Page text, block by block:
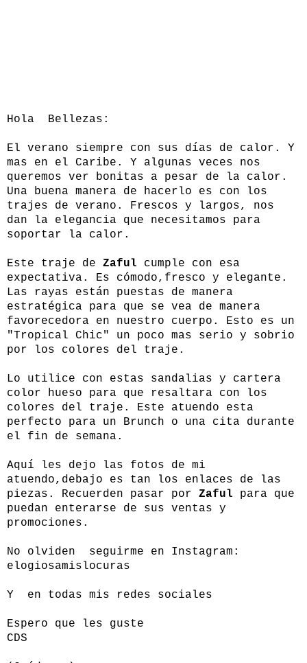
Hola Bellezas:
El verano siempre con sus días de calor. Y
mas en el Caribe. Y algunas veces nos
queremos ver bonitas a pesar de la calor.
Una buena manera de hacerlo es con los
trajes de verano. Frescos y largos, nos
dan la elegancia que necesitamos para
soportar la calor.
Este traje de Zaful cumple con esa
expectativa. Es cómodo,fresco y elegante.
Las rayas están puestas de manera
estratégica para que se vea de manera
favorecedora en nuestro cuerpo. Esto es un
"Tropical Chic" un poco mas serio y sobrio
por los colores del traje.
Lo utilice con estas sandalias y cartera
color hueso para que resaltara con los
colores del traje. Este atuendo esta
perfecto para un Brunch o una cita durante
el fin de semana.
Aquí les dejo las fotos de mi
atuendo,debajo es tan los enlaces de las
piezas. Recuerden pasar por Zaful para que
puedan enterarse de sus ventas y
promociones.
No olviden seguirme en Instagram:
elogiosamislocuras
Y en todas mis redes sociales
Espero que les guste
CDS